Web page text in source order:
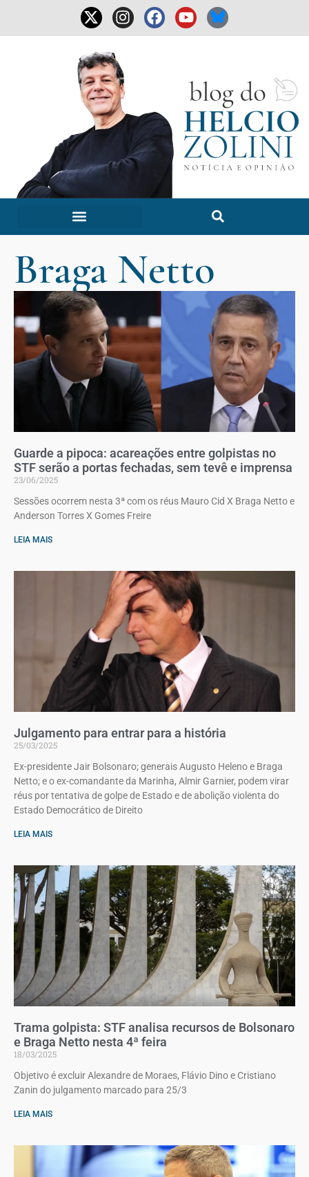
Braga Netto
Guarde a pipoca: acareações entre golpistas no
STF serão a portas fechadas, sem tevê e imprensa
23/06/2025
Sessões ocorrem nesta 3ª com os réus Mauro Cid X Braga Netto e
Anderson Torres X Gomes Freire
LEIA MAIS
Julgamento para entrar para a história
25/03/2025
Ex-presidente Jair Bolsonaro; generais Augusto Heleno e Braga
Netto; e o ex-comandante da Marinha, Almir Garnier, podem virar
réus por tentativa de golpe de Estado e de abolição violenta do
Estado Democrático de Direito
LEIA MAIS
Trama golpista: STF analisa recursos de Bolsonaro
e Braga Netto nesta 4ª feira
18/03/2025
Objetivo é excluir Alexandre de Moraes, Flávio Dino e Cristiano
Zanin do julgamento marcado para 25/3
LEIA MAIS